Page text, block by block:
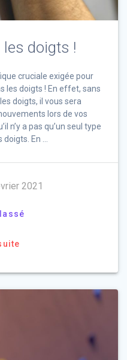
doigts !
cruciale exigée pour
les doigts ! En effet, sans
doigts, il vous sera
lors de vos
n’y a pas qu’un seul type
doigts. En …
2021